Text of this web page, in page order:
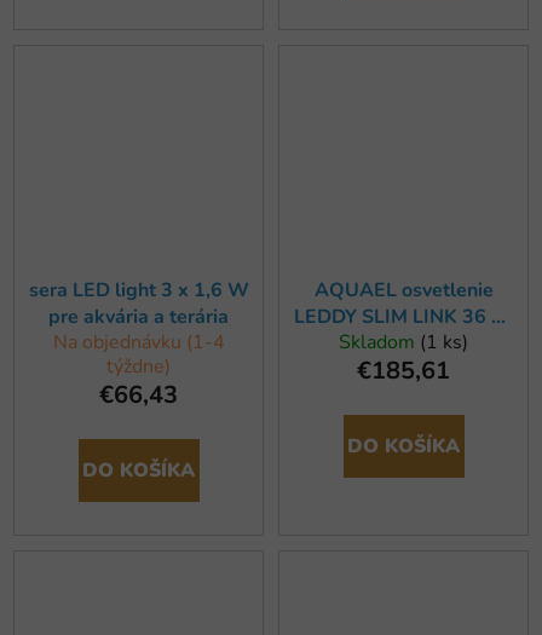
sera LED light 3 x 1,6 W
pre akvária a terária
Na objednávku (1-4
týždne)
€66,43
DO KOŠÍKA
AQUAEL osvetlenie
LEDDY SLIM LINK 36 W
White
Skladom (1 ks)
€185,61
DO KOŠÍKA